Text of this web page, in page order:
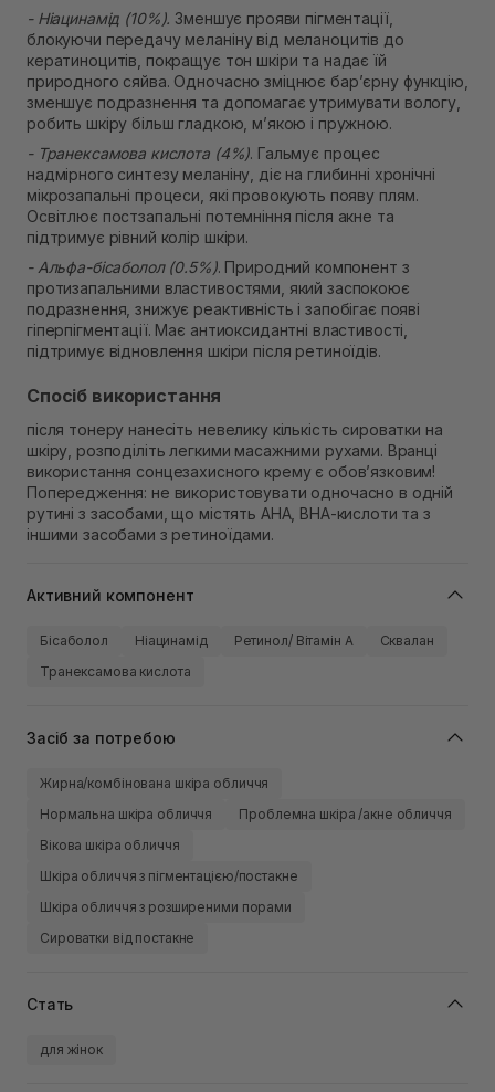
- Ніацинамід (10%). Зменшує прояви пігментації,
блокуючи передачу меланіну від меланоцитів до
кератиноцитів, покращує тон шкіри та надає їй
природного сяйва. Одночасно зміцнює бар’єрну функцію,
зменшує подразнення та допомагає утримувати вологу,
робить шкіру більш гладкою, м’якою і пружною.
- Транексамова кислота (4%). Гальмує процес
надмірного синтезу меланіну, діє на глибинні хронічні
мікрозапальні процеси, які провокують появу плям.
Освітлює постзапальні потемніння після акне та
підтримує рівний колір шкіри.
- Альфа-бісаболол (0.5%). Природний компонент з
протизапальними властивостями, який заспокоює
подразнення, знижує реактивність і запобігає появі
гіперпігментації. Має антиоксидантні властивості,
підтримує відновлення шкіри після ретиноїдів.
Спосіб використання
після тонеру нанесіть невелику кількість сироватки на
шкіру, розподіліть легкими масажними рухами. Вранці
використання сонцезахисного крему є обов’язковим!
Попередження: не використовувати одночасно в одній
рутині з засобами, що містять AHA, BHA-кислоти та з
іншими засобами з ретиноїдами.
Активний компонент
Бісаболол Ніацинамід Ретинол/ Вітамін А
Сквалан
Транексамова кислота
Засіб за потребою
Жирна/комбінована шкіра обличчя
Нормальна шкіра обличчя
Проблемна шкіра /акне обличчя
Вікова шкіра обличчя
Шкіра обличчя з пігментацією/постакне
Шкіра обличчя з розширеними порами
Сироватки від постакне
Стать
для жінок